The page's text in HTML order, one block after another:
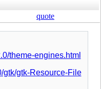
quote
theme-engines.html
gtk/gtk-Resource-File